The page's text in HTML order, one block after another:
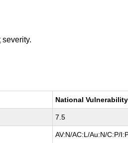
severity.
National
7.5
AV:N/AC:L/Au:N/C:P/